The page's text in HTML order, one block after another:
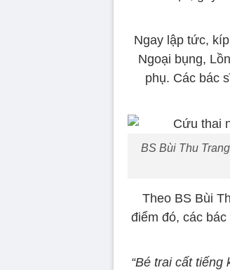
Ngay lập tức,
Ngoại bụng,
phụ. Các bác
BS Bùi Thu
Theo BS Bùi
điểm đó, các
“Bé trai cất